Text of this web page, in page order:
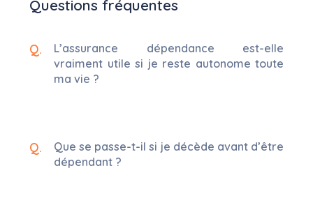
Questions fréquentes
L’assurance dépendance est-elle
vraiment utile si je reste autonome toute
ma vie ?
Que se passe-t-il si je décède avant d’être
dépendant ?